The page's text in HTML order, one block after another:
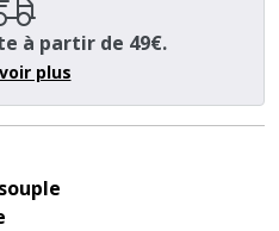
à partir de 49€.
plus